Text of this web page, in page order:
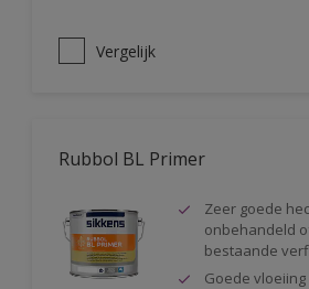
Vergelijk
Rubbol BL Primer
Zeer goede
onbehandeld
bestaande
Goede vloeiing